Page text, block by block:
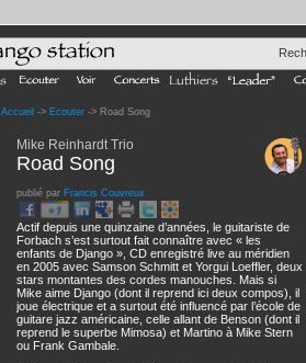
Accueil -> Ecouter -> Road Song
Mike Reinhardt Trio
Road Song
publié par Francis Couvreux
Actif depuis une quinzaine d’années, le guitariste de
Forbach s’est surtout fait connaître avec « les
enfants de Django », CD enregistré live au méridien
en 2005 avec Samson Schmitt et Yorgui Loeffler, deux
stars montantes des cordes manouches. Mais si
Mike aime Django (dont il reprend ici deux compos), il
joue électrique et a surtout été influencé par l’école de
guitare jazz américaine, celle allant de Benson (dont il
reprend le superbe Mimosa) et Martino à Mike Stern
ou Frank Gambale.